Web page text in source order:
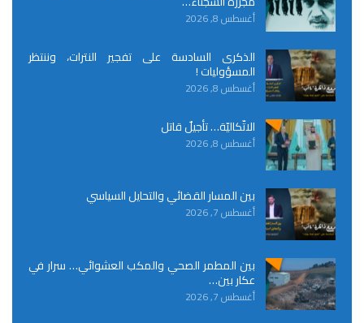
أغسطس 8, 2026
الذكرى السادسة على تفجير النترات، وننتظر
المسؤوليات !
أغسطس 8, 2026
الاتّكاليّة… تأجيلٌ قاتل
أغسطس 8, 2026
بين المسار القضائي والتحايل السياسي
أغسطس 7, 2026
بين المطمر الصحي والمكب العشوائي… سرار في
عكار بين…
أغسطس 7, 2026